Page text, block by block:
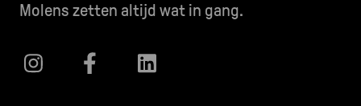
Molens zetten altijd wat in gang.